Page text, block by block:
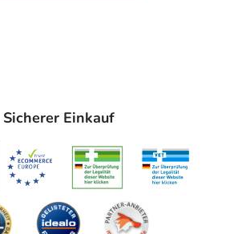
Sicherer Einkauf